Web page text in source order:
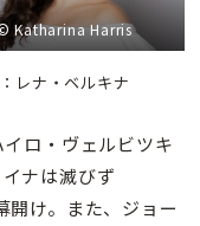
Katharina Harris
レナ・ベルキナ
ロ・ヴェルビツキ
ナは滅びず
け。また、ジョー